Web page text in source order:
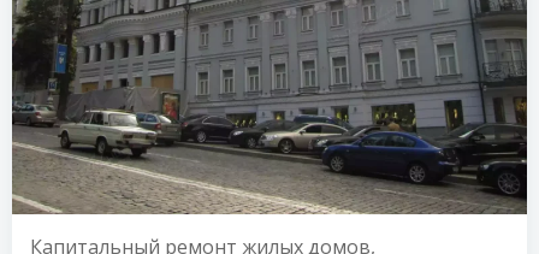
Капитальный ремонт жилых домов,